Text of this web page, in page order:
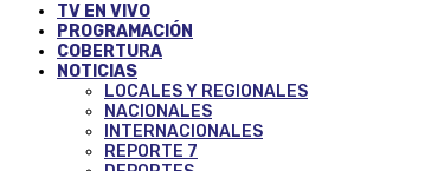
TV EN VIVO
PROGRAMACIÓN
COBERTURA
NOTICIAS
LOCALES Y REGIONALES
NACIONALES
INTERNACIONALES
REPORTE 7